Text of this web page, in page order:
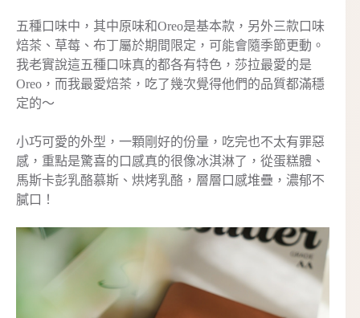
五種口味中，其中原味和Oreo是基本款，另外三款口味
焙茶、草莓、布丁屬於期間限定，可能會隨季節更動。
我老實說這五種口味真的都各有特色，莎拉最愛的是
Oreo，而我最愛焙茶，吃了幾次覺得他們的品質都滿穩
定的～
小巧可愛的外型，一顆剛好的份量，吃完也不太有罪惡
感，重點是驚喜的口感真的很像冰淇淋了，從蛋糕體、
馬斯卡彭乳酪慕斯、烘烤乳酪，層層口感堆疊，濃郁不
膩口！